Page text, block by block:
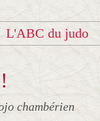
L'ABC du judo
chambérien